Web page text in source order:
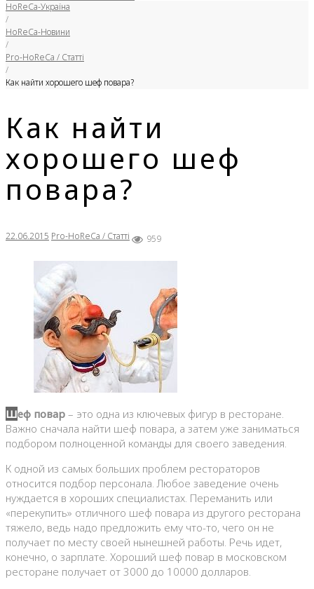
HoReCa-Україна
/
HoReCa-Новини
/
Pro-HoReCa / Статті
/
Как найти хорошего шеф повара?
Как найти
хорошего шеф
повара?
22.06.2015 Pro-HoReCa / Статті 959
Шеф повар – это одна из ключевых фигур в ресторане.
Важно сначала найти шеф повара, а затем уже заниматься
подбором полноценной команды для своего заведения.
К одной из самых больших проблем рестораторов
относится подбор персонала. Любое заведение очень
нуждается в хороших специалистах. Переманить или
«перекупить» отличного шеф повара из другого ресторана
тяжело, ведь надо предложить ему что-то, чего он не
получает по месту своей нынешней работы. Речь идет,
конечно, о зарплате. Хороший шеф повар в московском
ресторане получает от 3000 до 10000 долларов.